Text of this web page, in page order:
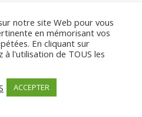
avec passion
de convivialité, pour sublimer les
cocktails en plein air
notre site Web pour vous
en mémorisant vos
En cliquant sur
à l'utilisation de TOUS les
ACCEPTER